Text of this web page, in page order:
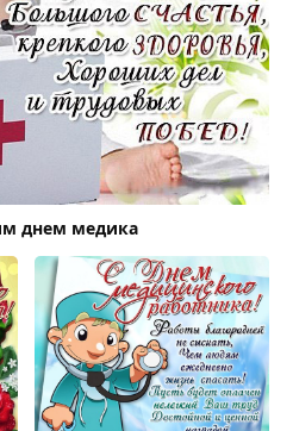
днем медика